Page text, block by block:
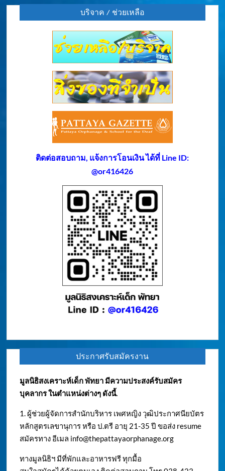
บริจาค / ช่วยเหลือ
ติดต่อสอบถาม, แจ้งการโอนเงิน ได้ที่ Line ID:
@or416426
ประกาศรับสมัครงาน
มูลนิธิสงเคราะห์เด็ก พัทยา มีความประสงค์รับสมัคร
บุคลากร ในตำแหน่งต่างๆ ดังนี้.
1. ผู้ช่วยผู้จัดการสำนักบริหาร เพศหญิง วุฒิประกาศนียบัตร
หลักสูตรเลขานุการ หรือ ป.ตรี อายุ 21-35 ปี ขอส่ง resume
สมัครทาง อีเมล info@thepattayaorphanage.org
ทางมูลนิธิฯ มีที่พักและอาหารฟรี ทุกมื้อ